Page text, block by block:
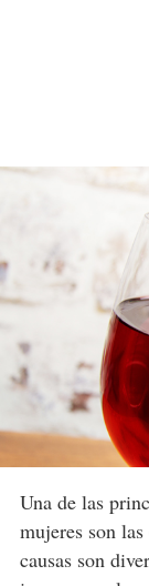
Una de las
mujeres son las
causas son